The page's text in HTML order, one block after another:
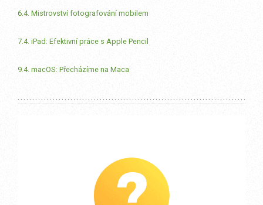
6.4. Mistrovství fotografování mobilem
7.4. iPad: Efektivní práce s Apple Pencil
9.4. macOS: Přecházíme na Maca